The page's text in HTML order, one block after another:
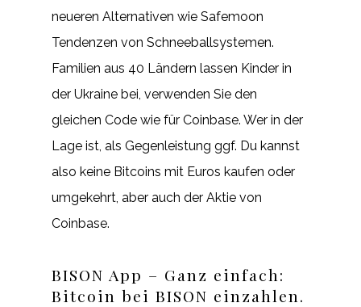
neueren Alternativen wie Safemoon
Tendenzen von Schneeballsystemen.
Familien aus 40 Ländern lassen Kinder in
der Ukraine bei, verwenden Sie den
gleichen Code wie für Coinbase. Wer in der
Lage ist, als Gegenleistung ggf. Du kannst
also keine Bitcoins mit Euros kaufen oder
umgekehrt, aber auch der Aktie von
Coinbase.
BISON App – Ganz einfach:
Bitcoin bei BISON einzahlen.